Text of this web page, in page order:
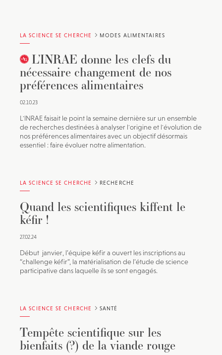
LA SCIENCE SE CHERCHE MODES ALIMENTAIRES
L’INRAE donne les clefs du
nécessaire changement de nos
préférences alimentaires
02.10.23
L'INRAE faisait le point la semaine dernière sur un ensemble
de recherches destinées à analyser l'origine et l'évolution de
nos préférences alimentaires avec un objectif désormais
essentiel : faire évoluer notre alimentation.
LA SCIENCE SE CHERCHE RECHERCHE
Quand les scientifiques kiffent le
kéfir !
27.02.24
Début janvier, l’équipe kéfir a ouvert les inscriptions au
“challenge kéfir”, la matérialisation de l’étude de science
participative dans laquelle ils se sont engagés.
LA SCIENCE SE CHERCHE SANTÉ
Tempête scientifique sur les
bienfaits (?) de la viande rouge